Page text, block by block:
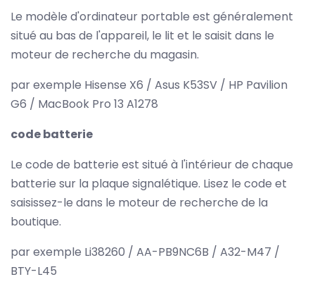
Le modèle d'ordinateur portable est généralement
situé au bas de l'appareil, le lit et le saisit dans le
moteur de recherche du magasin.
par exemple Hisense X6 / Asus K53SV / HP Pavilion
G6 / MacBook Pro 13 A1278
code batterie
Le code de batterie est situé à l'intérieur de chaque
batterie sur la plaque signalétique. Lisez le code et
saisissez-le dans le moteur de recherche de la
boutique.
par exemple Li38260 / AA-PB9NC6B / A32-M47 /
BTY-L45